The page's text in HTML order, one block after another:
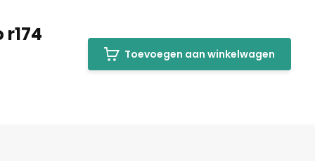
Toevoegen aan winkelwagen